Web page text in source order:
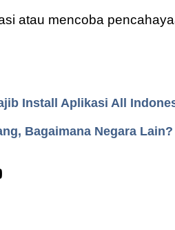
atau mencoba
Install Aplikasi All
Bagaimana Negara Lain?